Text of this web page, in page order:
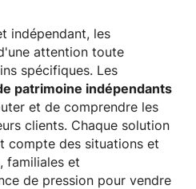
indépendant, les
attention toute
spécifiques. Les
patrimoine indépendants
et de comprendre les
clients. Chaque solution
compte des situations et
familiales et
de pression pour vendre